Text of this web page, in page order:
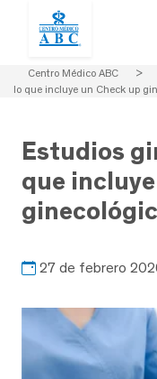
Centro Médico ABC >
lo que incluye un Check up
Estudios
que
27 de febrero